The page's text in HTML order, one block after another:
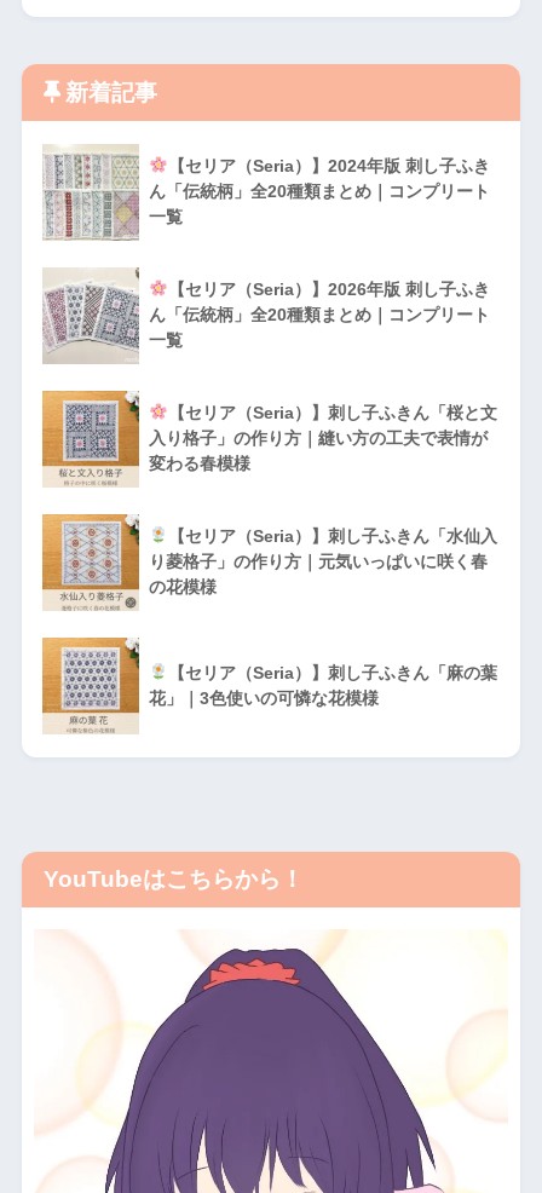
新着記事
【セリア（Seria）】2024年版 刺し子ふき
ん「伝統柄」全20種類まとめ｜コンプリート
一覧
【セリア（Seria）】2026年版 刺し子ふき
ん「伝統柄」全20種類まとめ｜コンプリート
一覧
【セリア（Seria）】刺し子ふきん「桜と文
入り格子」の作り方｜縫い方の工夫で表情が
変わる春模様
【セリア（Seria）】刺し子ふきん「水仙入
り菱格子」の作り方｜元気いっぱいに咲く春
の花模様
【セリア（Seria）】刺し子ふきん「麻の葉
花」｜3色使いの可憐な花模様
YouTubeはこちらから！